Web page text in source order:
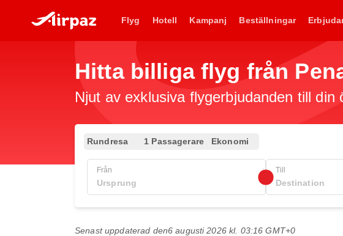
Flyg Hotell Kampanj Beställningar
Hitta billiga flyg från
Njut av exklusiva flygerbjudanden till
Rundresa 1 Passagerare Ekonomi
Från Till
Senast uppdaterad den6 augusti 2026 kl. 03:16 GMT+0